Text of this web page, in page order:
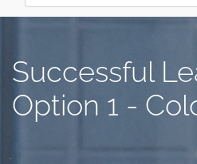
Successful
Option 1 -